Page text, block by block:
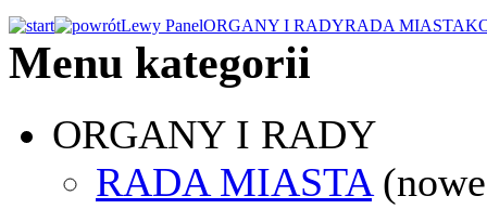
Lewy PanelORGANY I RADYRADA MIASTA
Menu kategorii
ORGANY I RADY
RADA MIASTA